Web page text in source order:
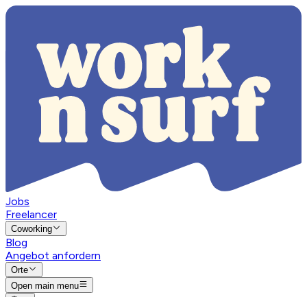
Jobs
Freelancer
Coworking
Blog
Angebot anfordern
Orte
Open main menu